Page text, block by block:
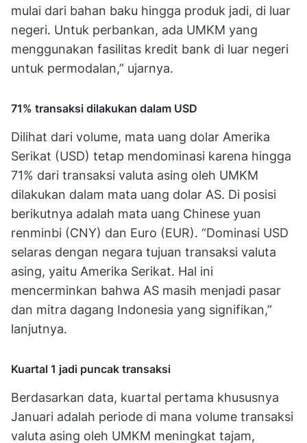
mulai dari bahan baku hingga produk jadi, di luar
negeri. Untuk perbankan, ada UMKM yang
menggunakan fasilitas kredit bank di luar negeri
untuk permodalan,” ujarnya.
71% transaksi dilakukan dalam USD
Dilihat dari volume, mata uang dolar Amerika
Serikat (USD) tetap mendominasi karena hingga
71% dari transaksi valuta asing oleh UMKM
dilakukan dalam mata uang dolar AS. Di posisi
berikutnya adalah mata uang Chinese yuan
renminbi (CNY) dan Euro (EUR). “Dominasi USD
selaras dengan negara tujuan transaksi valuta
asing, yaitu Amerika Serikat. Hal ini
mencerminkan bahwa AS masih menjadi pasar
dan mitra dagang Indonesia yang signifikan,”
lanjutnya.
Kuartal 1 jadi puncak transaksi
Berdasarkan data, kuartal pertama khususnya
Januari adalah periode di mana volume transaksi
valuta asing oleh UMKM meningkat tajam,